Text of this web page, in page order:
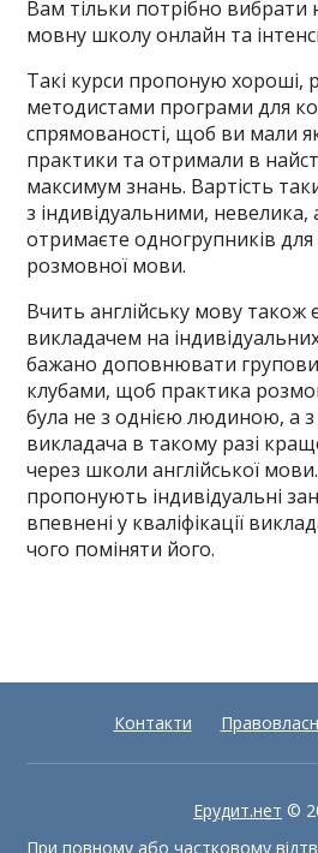
Вам тільки потрібно
мовну школу онлайн та
Такі курси пропоную хороші,
методистами програми для
спрямованості, щоб ви мали
практики та отримали в
максимум знань. Вартість
з індивідуальними,
отримаєте одногрупників
розмовної мови.
Вчить англійську мову також
викладачем на
бажано доповнювати
клубами, щоб практика
була не з однією людиною, а з
викладача в такому разі
через школи англійської
пропонують індивідуальні
впевнені у кваліфікації
чого поміняти його.
Контакти
Ерудит.нет ©
При повному або частковому